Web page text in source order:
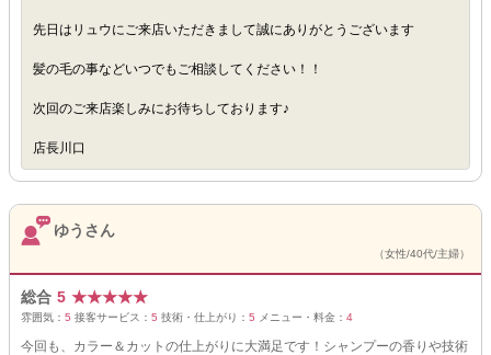
先日はリュウにご来店いただきまして誠にありがとうございます
髪の毛の事などいつでもご相談してください！！
次回のご来店楽しみにお待ちしております♪
店長川口
ゆうさん
（女性/40代/主婦）
総合 5 ★★★★★
雰囲気： 5 接客サービス： 5 技術・仕上がり： 5 メニュー・料金： 4
今回も、カラー＆カットの仕上がりに大満足です！シャンプーの香りや技術